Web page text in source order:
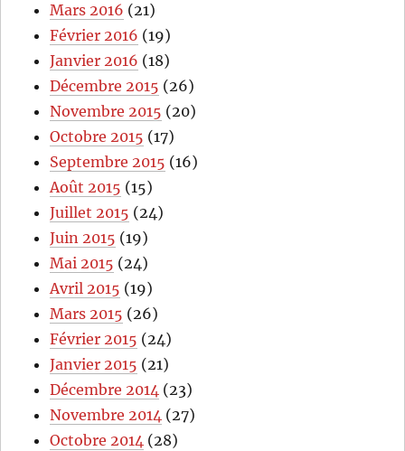
Mars 2016 (21)
Février 2016 (19)
Janvier 2016 (18)
Décembre 2015 (26)
Novembre 2015 (20)
Octobre 2015 (17)
Septembre 2015 (16)
Août 2015 (15)
Juillet 2015 (24)
Juin 2015 (19)
Mai 2015 (24)
Avril 2015 (19)
Mars 2015 (26)
Février 2015 (24)
Janvier 2015 (21)
Décembre 2014 (23)
Novembre 2014 (27)
Octobre 2014 (28)